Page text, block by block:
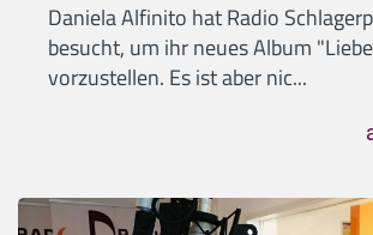
Daniela Alfinito hat Radio
besucht, um ihr neues Album
vorzustellen. Es ist aber nic...